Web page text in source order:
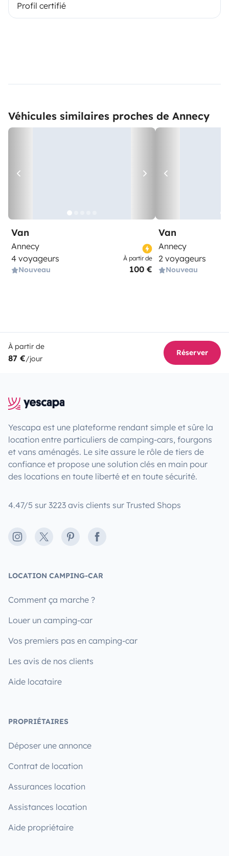
Profil certifié
Véhicules similaires proches de Annecy
Van
Annecy
4 voyageurs
Nouveau
À partir de
100 €
Van
Annecy
2 voyageurs
Nouveau
À partir de
87 €/jour
Réserver
Yescapa est une plateforme rendant simple et sûre la
location entre particuliers de camping-cars, fourgons
et vans aménagés. Le site assure le rôle de tiers de
confiance et propose une solution clés en main pour
des locations en toute liberté et en toute sécurité.
4.47/5 sur 3223 avis clients sur Trusted Shops
Instagram
X PinterestFacebook
LOCATION CAMPING-CAR
Comment ça marche ?
Louer un camping-car
Vos premiers pas en camping-car
Les avis de nos clients
Aide locataire
PROPRIÉTAIRES
Déposer une annonce
Contrat de location
Assurances location
Assistances location
Aide propriétaire